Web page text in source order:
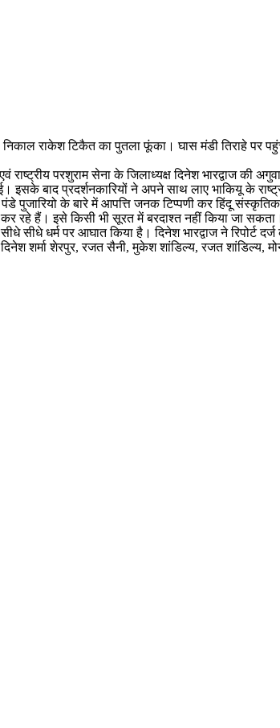
राकेश टिकैत का पुतला फूंका। घास मंडी तिराहे पर
राष्ट्रीय परशुराम सेना के जिलाध्यक्ष दिनेश भारद्वाज
इसके बाद प्रदर्शनकारियों ने अपने साथ लाए भाकियू के
पुजारियो के बारे में आपत्ति जनक टिप्पणी कर हिंदू
हैं। इसे किसी भी सूरत में बरदाश्त नहीं किया जा सकता।
धर्म पर आघात किया है। दिनेश भारद्वाज ने रिपोर्ट
दिनेश शर्मा शेरपुर, रजत सैनी, मुकेश शांडिल्य, रजत शांडिल्य,